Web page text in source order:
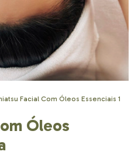
Facial Com Óleos Essenciais 1
Óleos